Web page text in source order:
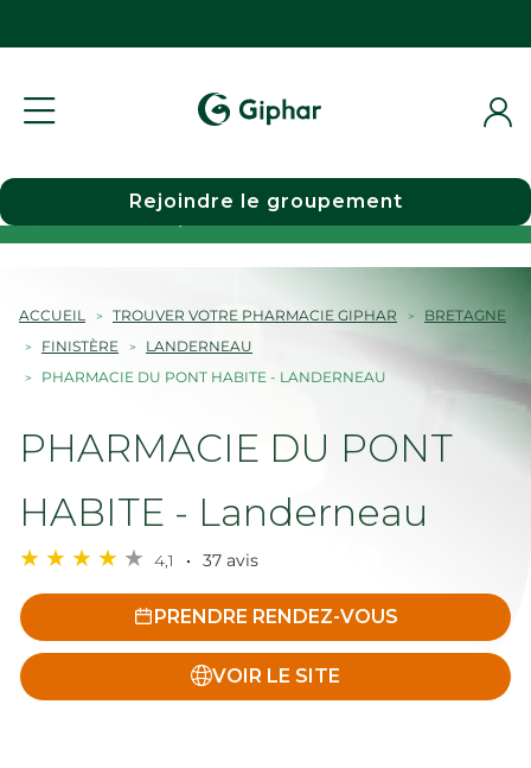
Choisir une pharmacie
Rejoindre le groupement
ACCUEIL TROUVER VOTRE PHARMACIE GIPHAR
BRETAGNE
FINISTÈRE
LANDERNEAU
PHARMACIE DU PONT HABITE - LANDERNEAU
PHARMACIE DU PONT
HABITE - Landerneau
4,1 37 avis
PRENDRE RENDEZ-VOUS
VOIR LE SITE